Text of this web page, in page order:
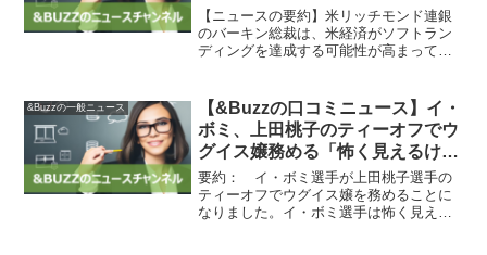
の見方【&Buzzの口コミニュー
ス】
【ニュースの要約】米リッチモンド連銀
のバーキン総裁は、米経済がソフトラン
ディングを達成する可能性が高まってい
えを示した。【ニュースの背景】：「米
バーキン総裁、ソフトラン...
&Buzzの一般ニュース
【&Buzzの口コミニュース】イ・
ボミ、上田桃子のティーオフでウ
グイス嬢務める「怖く見えるけ
ど、めっちゃ優しいお姉さん」 –
国内女子ゴルフ写真ニュース : 日
刊スポーツ
要約： イ・ボミ選手が上田桃子選手の
ティーオフでウグイス嬢を務めることに
なりました。イ・ボミ選手は怖く見える